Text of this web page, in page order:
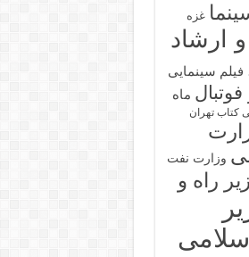
غزه
ارشاد
فیلم سینمایی
ماه
کتاب تهران
وزارت نفت
راه و